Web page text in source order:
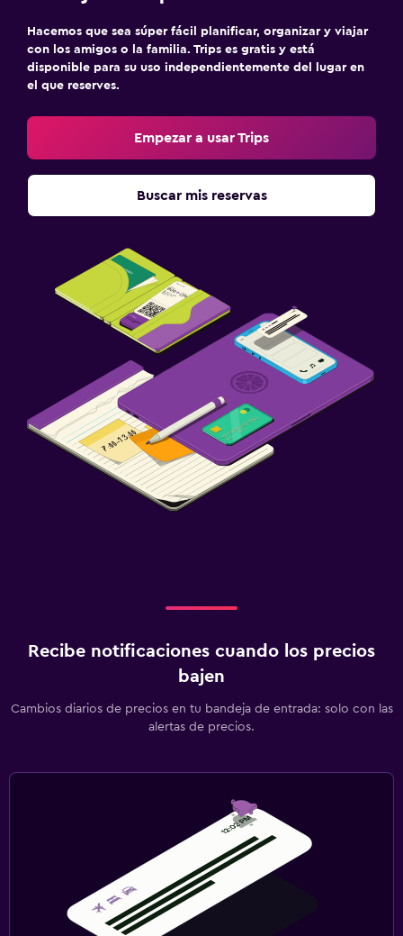
Hacemos que sea súper fácil planificar, organizar y viajar
con los amigos o la familia. Trips es gratis y está
disponible para su uso independientemente del lugar en
el que reserves.
Empezar a usar Trips
Buscar mis reservas
Recibe notificaciones cuando los precios
bajen
Cambios diarios de precios en tu bandeja de entrada: solo con las
alertas de precios.